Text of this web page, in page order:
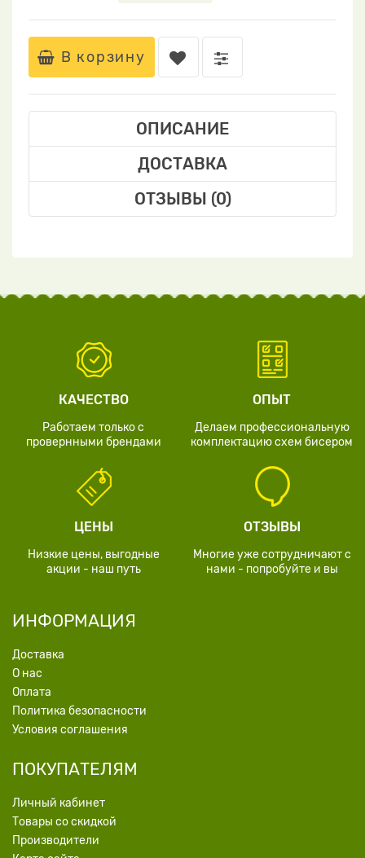
В корзину
ОПИСАНИЕ
ДОСТАВКА
ОТЗЫВЫ (0)
КАЧЕСТВО
Работаем только с
провернными брендами
ОПЫТ
Делаем профессиональную
комплектацию схем бисером
ЦЕНЫ
Низкие цены, выгодные
акции - наш путь
ОТЗЫВЫ
Многие уже сотрудничают с
нами - попробуйте и вы
ИНФОРМАЦИЯ
Доставка
О нас
Оплата
Политика безопасности
Условия соглашения
ПОКУПАТЕЛЯМ
Личный кабинет
Товары со скидкой
Производители